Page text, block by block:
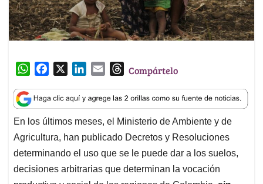
W
a
t
s
A
p
p
c
e
b
o
o
k
n
k
e
d
I
n
a
i
l
T
r
e
a
d
s
Compártelo
En los últimos meses, el Ministerio de Ambiente y de
Agricultura, han publicado Decretos y Resoluciones
determinando el uso que se le puede dar a los suelos,
decisiones arbitrarias que determinan la vocación